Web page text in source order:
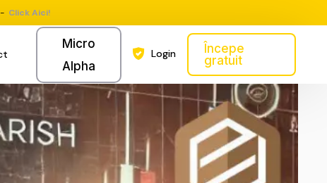
Click Aici!
Micro
Alpha
Login
Începe
gratuit